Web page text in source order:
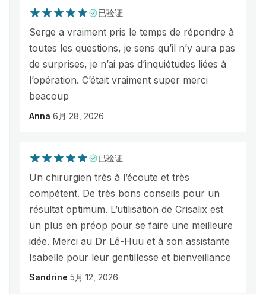
已验证
Serge a vraiment pris le temps de répondre à
toutes les questions, je sens qu’il n’y aura pas
de surprises, je n’ai pas d’inquiétudes liées à
l’opération. C’était vraiment super merci
beacoup
Anna 6月 28, 2026
已验证
Un chirurgien très à l’écoute et très
compétent. De très bons conseils pour un
résultat optimum. L’utilisation de Crisalix est
un plus en préop pour se faire une meilleure
idée. Merci au Dr Lê-Huu et à son assistante
Isabelle pour leur gentillesse et bienveillance
Sandrine 5月 12, 2026